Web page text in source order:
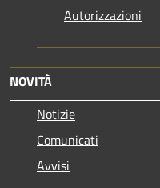
Autorizzazioni
NOVITÀ
Notizie
Comunicati
Avvisi